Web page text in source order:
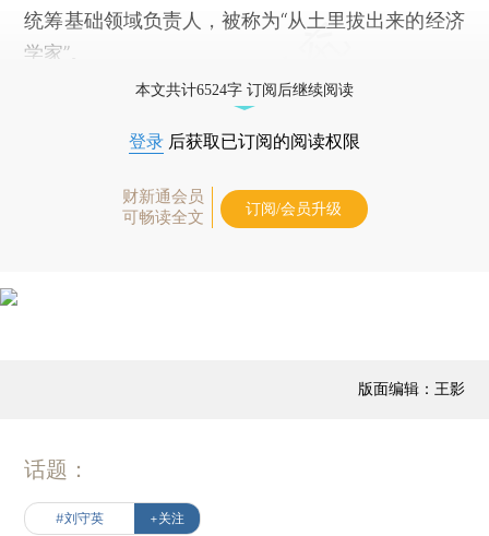
统筹基础领域负责人，被称为“从土里拔出来的经济
学家”。
本文共计6524字 订阅后继续阅读
登录 后获取已订阅的阅读权限
财新通会员
可畅读全文
订阅/会员升级
版面编辑：王影
话题：
#刘守英 +关注